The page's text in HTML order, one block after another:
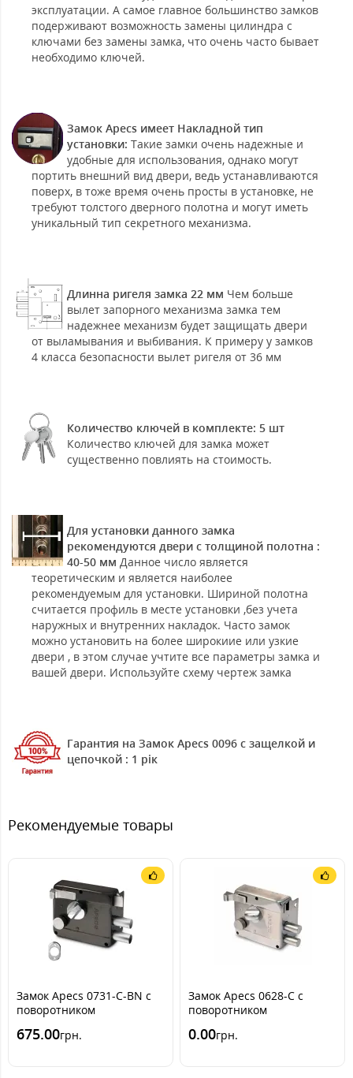
эксплуатации. А самое главное большинство замков
подерживают возможность замены цилиндра с
ключами без замены замка, что очень часто бывает
необходимо ключей.
Замок Apecs имеет Накладной тип
установки: Такие замки очень надежные и
удобные для использования, однако могут
портить внешний вид двери, ведь устанавливаются
поверх, в тоже время очень просты в установке, не
требуют толстого дверного полотна и могут иметь
уникальный тип секретного механизма.
Длинна ригеля замка 22 мм Чем больше
вылет запорного механизма замка тем
надежнее механизм будет защищать двери
от выламывания и выбивания. К примеру у замков
4 класса безопасности вылет ригеля от 36 мм
Количество ключей в комплекте: 5 шт
Количество ключей для замка может
существенно повлиять на стоимость.
Для установки данного замка
рекомендуются двери с толщиной полотна :
40-50 мм Данное число является
теоретическим и является наиболее
рекомендуемым для установки. Шириной полотна
считается профиль в месте установки ,без учета
наружных и внутренних накладок. Часто замок
можно установить на более широкиие или узкие
двери , в этом случае учтите все параметры замка и
вашей двери. Используйте схему чертеж замка
Гарантия на Замок Apecs 0096 с защелкой и
цепочкой : 1 рік
Рекомендуемые товары
Замок Apecs 0731-C-BN c
поворотником
675.00грн.
Замок Apecs 0628-C c
поворотником
0.00грн.